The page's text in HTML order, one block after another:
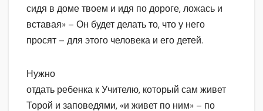
сидя в доме твоем и идя по дороге, ложась и
вставая» – Он будет делать то, что у него
просят – для этого человека и его детей.
Нужно
отдать ребенка к Учителю, который сам живет
Торой и заповедями, «и живет по ним» – по